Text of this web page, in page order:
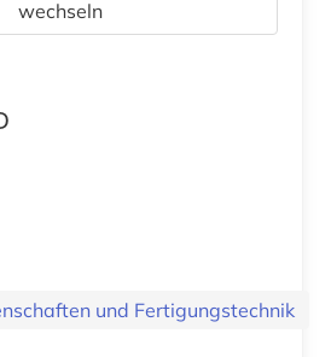
wechseln
und Fertigungstechnik